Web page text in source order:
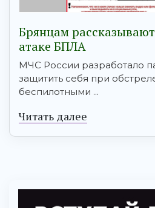
Брянцам
атаке БПЛA
МЧС России разработало
защитить себя при
беспилотными ...
Читать далее